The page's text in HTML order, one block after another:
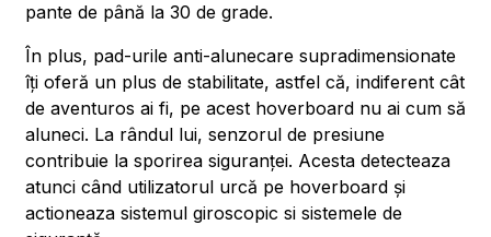
pante de până la 30 de grade.
În plus, pad-urile anti-alunecare supradimensionate
îți oferă un plus de stabilitate, astfel că, indiferent cât
de aventuros ai fi, pe acest hoverboard nu ai cum să
aluneci. La rândul lui, senzorul de presiune
contribuie la sporirea siguranței. Acesta detecteaza
atunci când utilizatorul urcă pe hoverboard și
actioneaza sistemul giroscopic si sistemele de